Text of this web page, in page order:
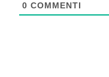
0 COMMENTI